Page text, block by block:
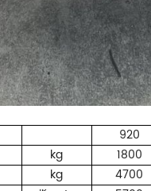
920
kg
1800
kg
4700